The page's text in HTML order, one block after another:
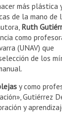
más plástica
de la mano de
Ruth
como
(UNAV) que
de los
y como
Gutiérrez
y